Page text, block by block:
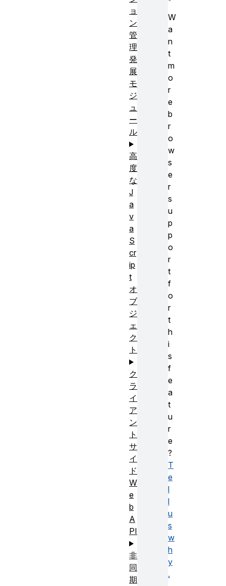
W
a
n
t
m
o
r
e
b
r
o
w
s
e
r
s
u
p
p
o
r
t
f
o
r
t
h
i
s
f
e
a
t
u
r
e
?
T
e
l
l
u
s
w
h
y
.
ョ
ン
管
理
発
展
モ
ジ
ュ
ー
ル
高
度
な
J
a
v
a
S
cr
ip
t
オ
ブ
ジ
ェ
ク
ト
ク
ラ
イ
ア
ン
ト
サ
イ
ド
W
e
b
A
PI
非
同
期